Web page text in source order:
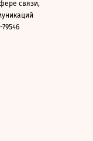
связи,